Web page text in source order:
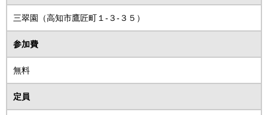
三翠園（高知市鷹匠町１-３-３５）
参加費
無料
定員